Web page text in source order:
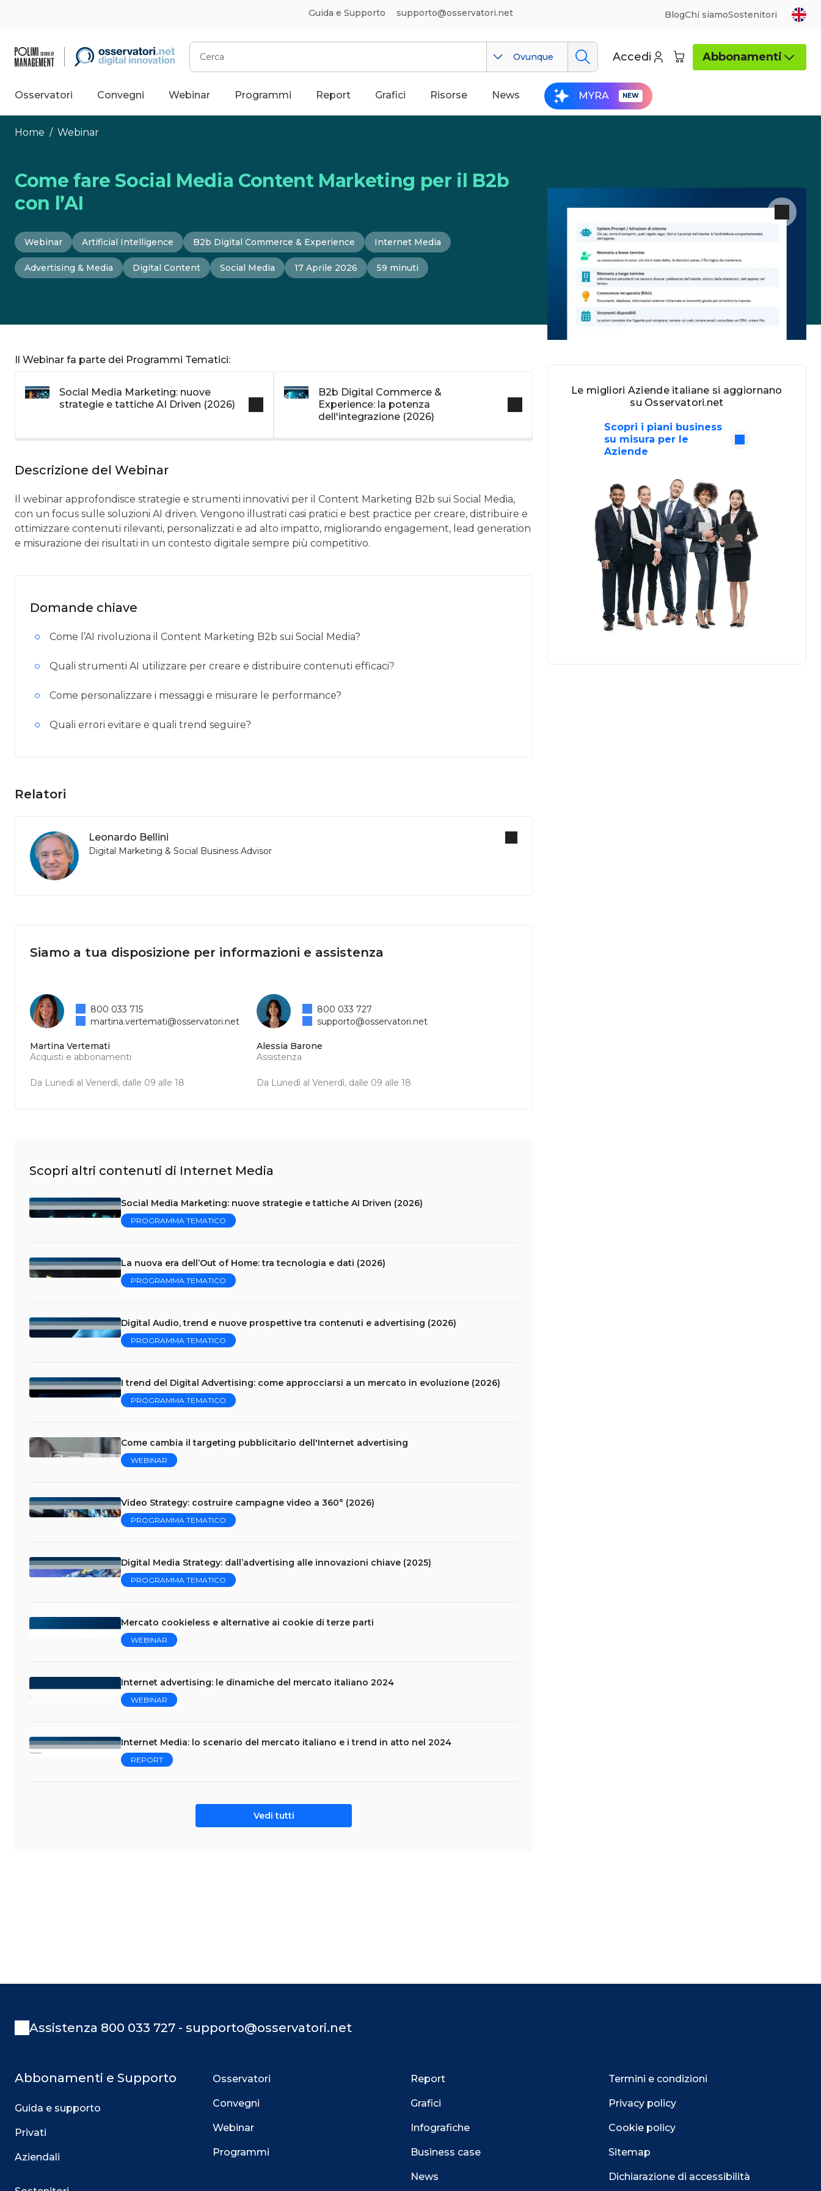
Guida e Supporto supporto@osservatori.net BlogChi siamoSostenitori
Cerca
Ovunque Accedi Abbonamenti
Osservatori Convegni Webinar Programmi Report Grafici Risorse News MYRA
Home / Webinar
Come fare Social Media Content Marketing per il B2b
con l’AI
Webinar Artificial Intelligence B2b Digital Commerce & Experience Internet Media
Advertising & Media Digital Content Social Media 17 Aprile 2026 59 minuti
Il Webinar fa parte dei Programmi Tematici:
Social Media Marketing: nuove
strategie e tattiche AI Driven (2026)
B2b Digital Commerce &
Experience: la potenza
dell'integrazione (2026)
Descrizione del Webinar
Il webinar approfondisce strategie e strumenti innovativi per il Content Marketing B2b sui Social Media,
con un focus sulle soluzioni AI driven. Vengono illustrati casi pratici e best practice per creare, distribuire e
ottimizzare contenuti rilevanti, personalizzati e ad alto impatto, migliorando engagement, lead generation
e misurazione dei risultati in un contesto digitale sempre più competitivo.
Domande chiave
Come l’AI rivoluziona il Content Marketing B2b sui Social Media?
Quali strumenti AI utilizzare per creare e distribuire contenuti efficaci?
Come personalizzare i messaggi e misurare le performance?
Quali errori evitare e quali trend seguire?
Relatori
Leonardo Bellini
Digital Marketing & Social Business Advisor
Siamo a tua disposizione per informazioni e assistenza
Martina Vertemati
Acquisti e abbonamenti
Da Lunedì al Venerdì, dalle 09 alle 18
800 033 715
martina.vertemati@osservatori.net
Alessia Barone
Assistenza
Da Lunedì al Venerdì, dalle 09 alle 18
800 033 727
supporto@osservatori.net
Scopri altri contenuti di Internet Media
Social Media Marketing: nuove strategie e tattiche AI Driven (2026)
PROGRAMMA TEMATICO
La nuova era dell’Out of Home: tra tecnologia e dati (2026)
PROGRAMMA TEMATICO
Digital Audio, trend e nuove prospettive tra contenuti e advertising (2026)
PROGRAMMA TEMATICO
I trend del Digital Advertising: come approcciarsi a un mercato in evoluzione (2026)
PROGRAMMA TEMATICO
Come cambia il targeting pubblicitario dell'Internet advertising
WEBINAR
Video Strategy: costruire campagne video a 360° (2026)
PROGRAMMA TEMATICO
Digital Media Strategy: dall’advertising alle innovazioni chiave (2025)
PROGRAMMA TEMATICO
Mercato cookieless e alternative ai cookie di terze parti
WEBINAR
Internet advertising: le dinamiche del mercato italiano 2024
WEBINAR
Internet Media: lo scenario del mercato italiano e i trend in atto nel 2024
REPORT
Vedi tutti
Le migliori Aziende italiane si aggiornano
su Osservatori.net
Scopri i piani business
su misura per le
Aziende
Assistenza 800 033 727 - supporto@osservatori.net
Abbonamenti e Supporto
Guida e supporto
Privati
Aziendali
Osservatori
Convegni
Webinar
Programmi
Report
Grafici
Infografiche
Business case
News
Termini e condizioni
Privacy policy
Cookie policy
Sitemap
Dichiarazione di accessibilità